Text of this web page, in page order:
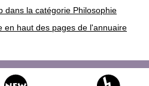
dans la catégorie Philosophie
en haut des pages de l'annuaire